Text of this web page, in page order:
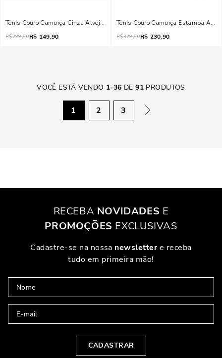
Tênis Couro Camurça Cinza Alvejado
R$299,90R$ 149,90
Tênis Couro Camurça Estampa
R$329,90R$ 230,90
VOCÊ ESTÁ VENDO 1-36 DE91 PRODUTOS
1 2 3
RECEBA NOVIDADES E
PROMOÇÕES EXCLUSIVAS
Cadastre-se na nossa newslettere receba
tudo em primeira mão!
CADASTRAR